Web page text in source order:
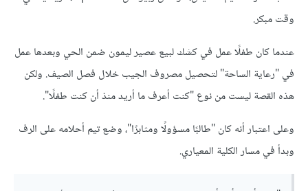
وقت مبكر.
عندما كان طفلًا عمل في كشك لبيع عصير ليمون ضمن الحي وبعدها عمل
في "رعاية الساحة" لتحصيل مصروف الجيب خلال فصل الصيف. ولكن
هذه القصة ليست من نوع "كنت أعرف ما أريد منذ أن كنت طفلًا".
وعلى اعتبار أنه كان "طالبًا مسؤولًا ومثابرًا"، وضع تيم أحلامه على الرف
وبدأ في مسار الكلية المعياري.